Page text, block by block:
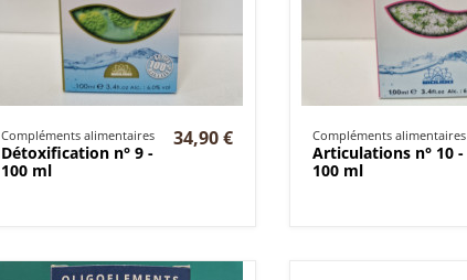
Compléments alimentaires
Détoxification n° 9 -
100 ml
34,90 € Compléments alimentaires
Articulations n° 10 -
100 ml